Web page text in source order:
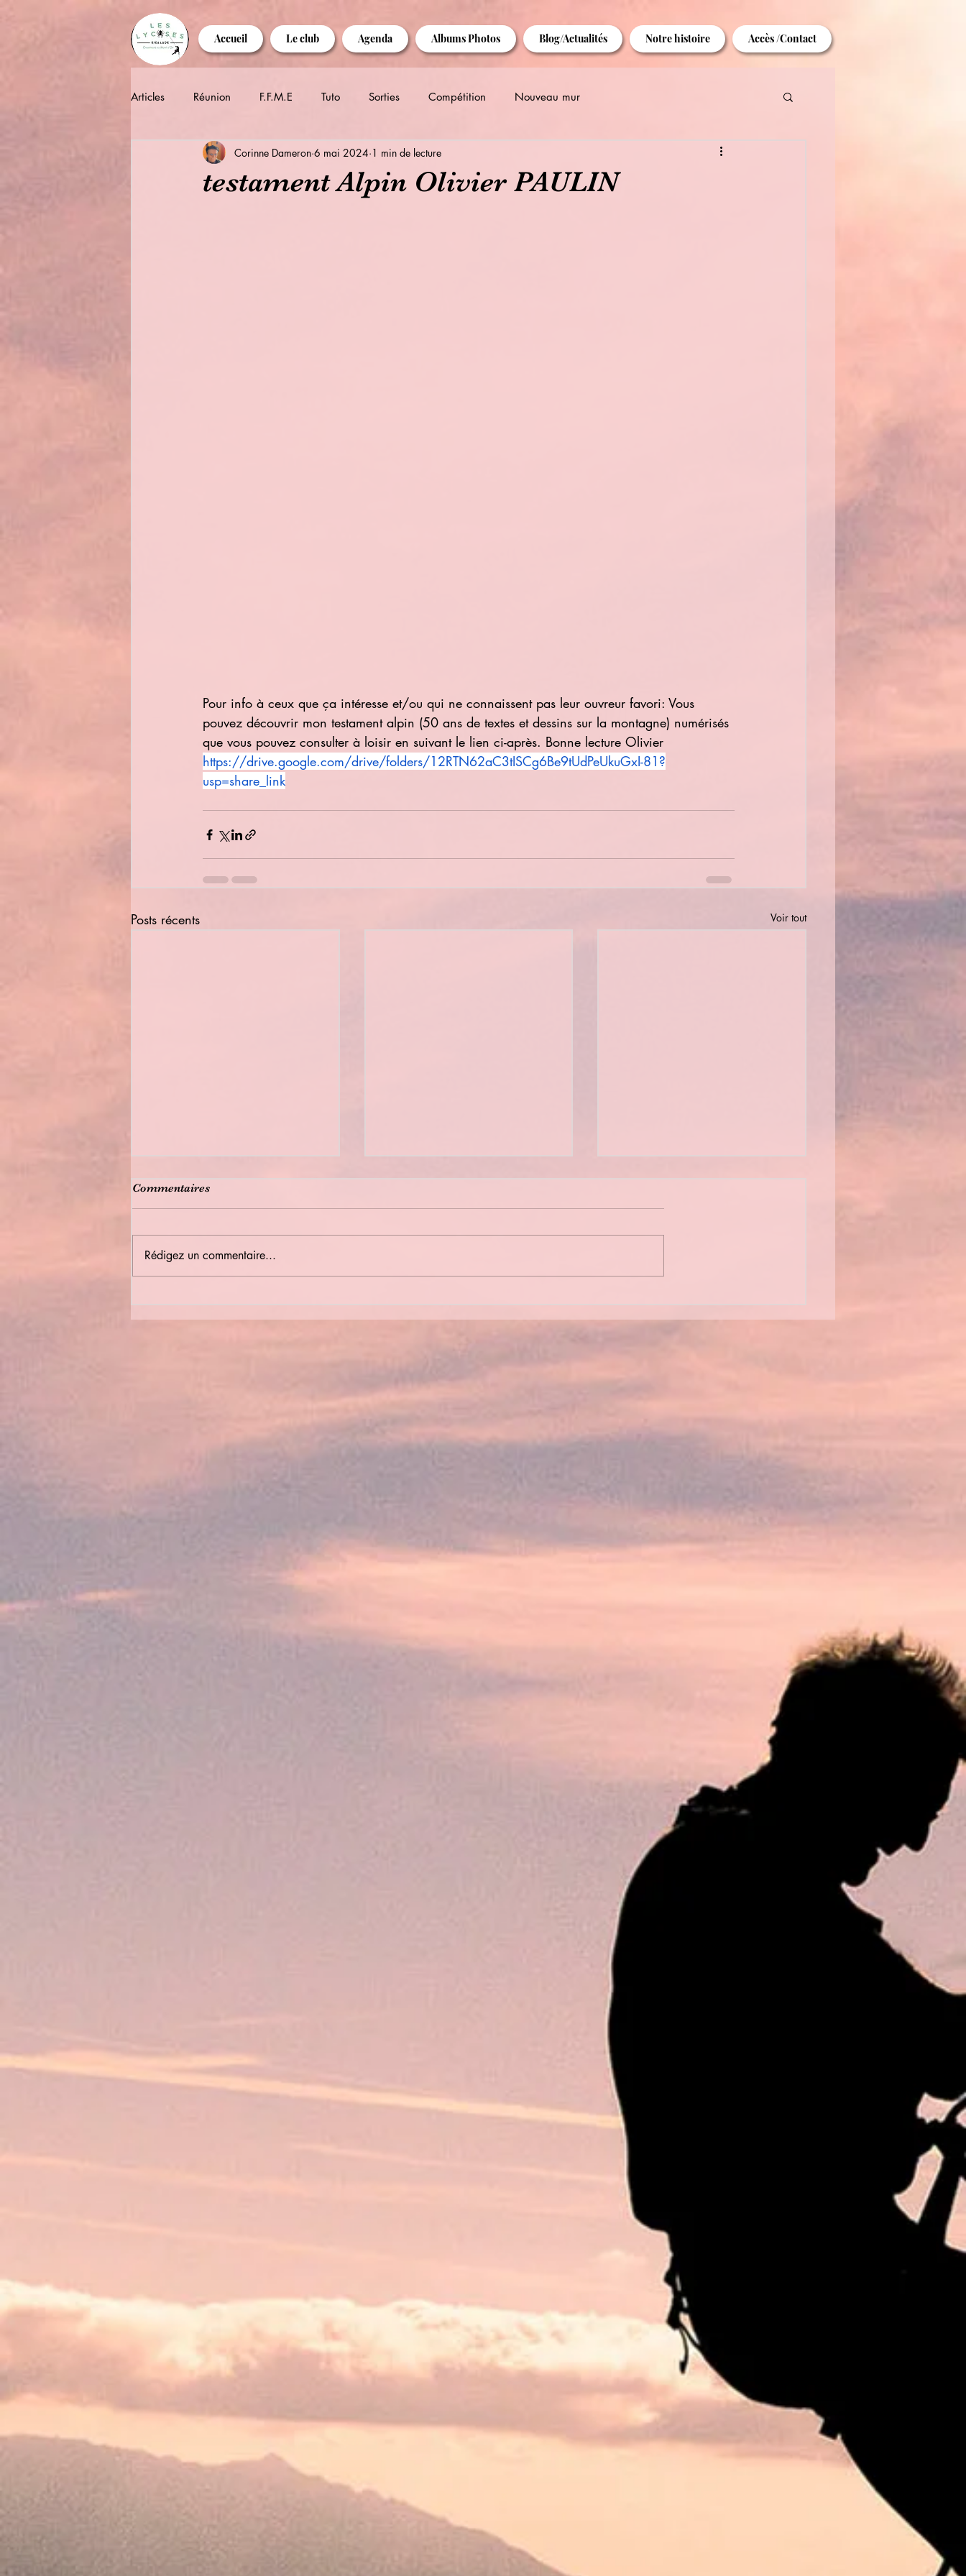
Accueil Le club Agenda Albums Photos Blog/Actualités Notre histoire Accès /Contact
Articles Réunion F.F.M.E Tuto Sorties Compétition Nouveau mur
testament Alpin Olivier PAULIN
Corinne Dameron 6 mai 2024 1 min de lecture
Pour info à ceux que ça intéresse et/ou qui ne connaissent pas leur ouvreur favori: Vous
pouvez découvrir mon testament alpin (50 ans de textes et dessins sur la montagne) numérisés
que vous pouvez consulter à loisir en suivant le lien ci-après. Bonne lecture Olivier
https://drive.google.com/drive/folders/12RTN62aC3tISCg6Be9tUdPeUkuGxI-81?
usp=share_link
Posts récents Voir tout
Assemblée générale 2026
Commentaires
Rédigez un commentaire...